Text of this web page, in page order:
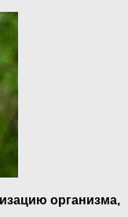
организма,